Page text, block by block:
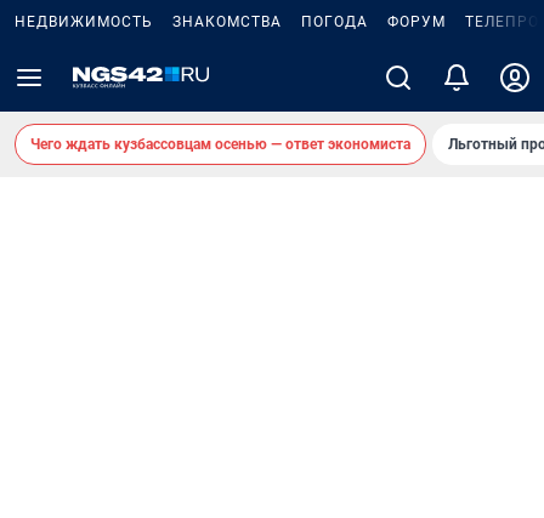
НЕДВИЖИМОСТЬ ЗНАКОМСТВА ПОГОДА ФОРУМ
Чего ждать кузбассовцам осенью — ответ экономиста Льготный